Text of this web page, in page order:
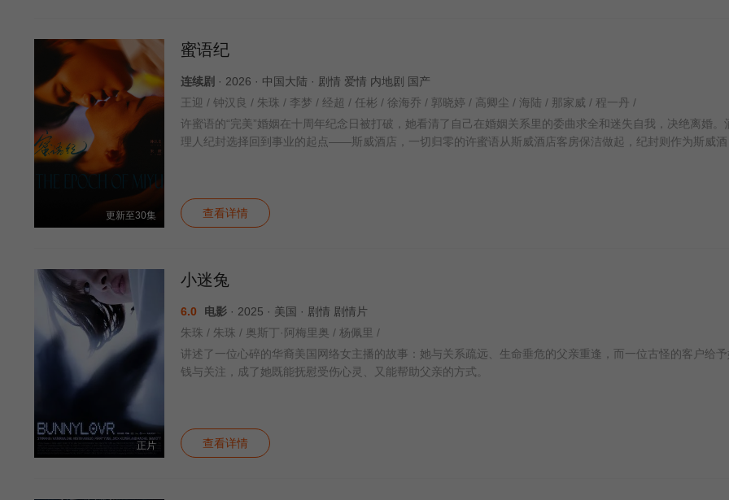
更新至30集
蜜语纪
连续剧 · 2026 · 中国大陆 · 剧情 爱情 内地剧 国产
王迎 / 钟汉良 / 朱珠 / 李梦 / 经超 / 任彬 / 徐海乔 / 郭晓婷 / 高卿尘 / 海陆 / 那家威 / 程一丹 /
许蜜语的“完美”婚姻在十周年纪念日被打破，她看清了自己在婚姻关系里的委曲求全和迷失自我，决绝离婚。
理人纪封选择回到事业的起点——斯威酒店，一切归零的许蜜语从斯威酒店客房保洁做起，纪封则作为斯威酒
查看详情
正片
小迷兔
6.0 电影 · 2025 · 美国 · 剧情 剧情片
朱珠 / 朱珠 / 奥斯丁·阿梅里奥 / 杨佩里 /
讲述了一位心碎的华裔美国网络女主播的故事：她与关系疏远、生命垂危的父亲重逢，而一位古怪的客户给
钱与关注，成了她既能抚慰受伤心灵、又能帮助父亲的方式。
查看详情